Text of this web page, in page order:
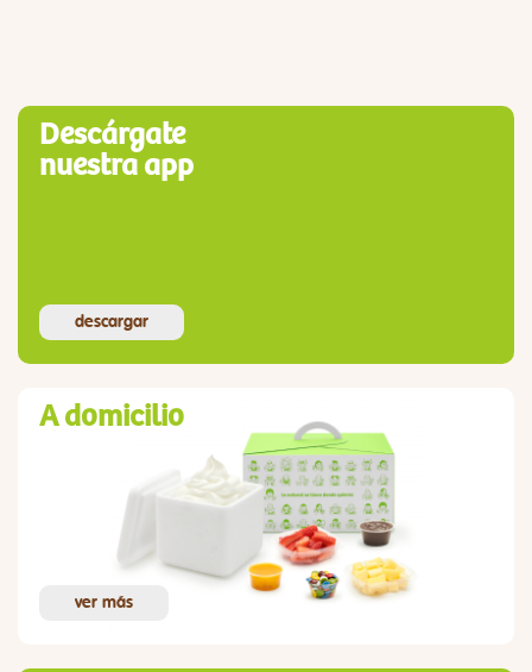
Descárgate
nuestra app
descargar
A domicilio
ver más